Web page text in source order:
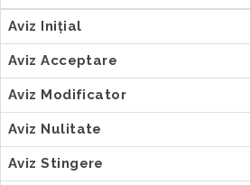
Aviz Inițial
Aviz Acceptare
Aviz Modificator
Aviz Nulitate
Aviz Stingere